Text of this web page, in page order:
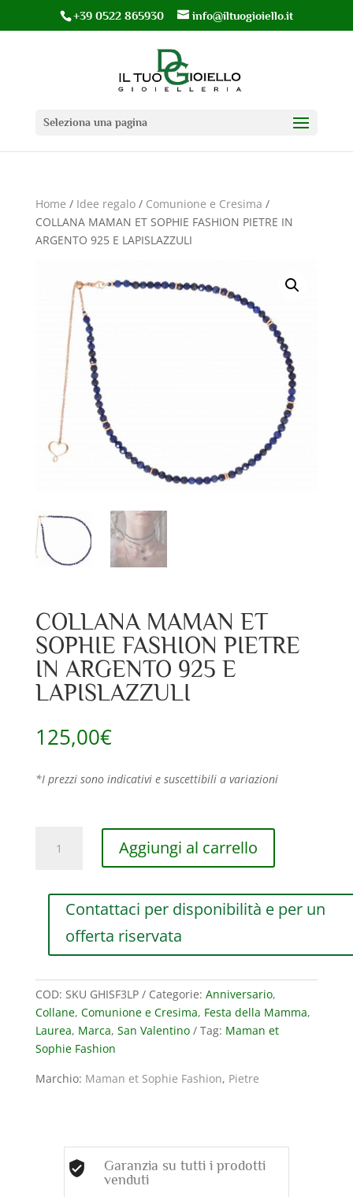
+39 0522 865930 info@iltuogioiello.it
Seleziona una pagina
Home / Idee regalo/ Comunione e Cresima /
COLLANA MAMAN ET SOPHIE FASHION PIETRE IN
ARGENTO 925 E LAPISLAZZULI
COLLANA MAMAN ET
SOPHIE FASHION PIETRE
IN ARGENTO 925 E
LAPISLAZZULI
125,00€
*I prezzi sono indicativi e suscettibili a variazioni
MAMAN
FASHION
925
E
LAPISLAZZULI
quantità
Aggiungi al carrello
Contattaci per disponibilità e per un
offerta riservata
COD: SKU GHISF3LP Categorie: Anniversario,
Collane, Comunione e Cresima, Festa della Mamma,
Laurea, Marca, San Valentino Tag: Maman et
Sophie Fashion
Marchio: Maman et Sophie Fashion, Pietre
Garanzia su tutti i prodotti
venduti